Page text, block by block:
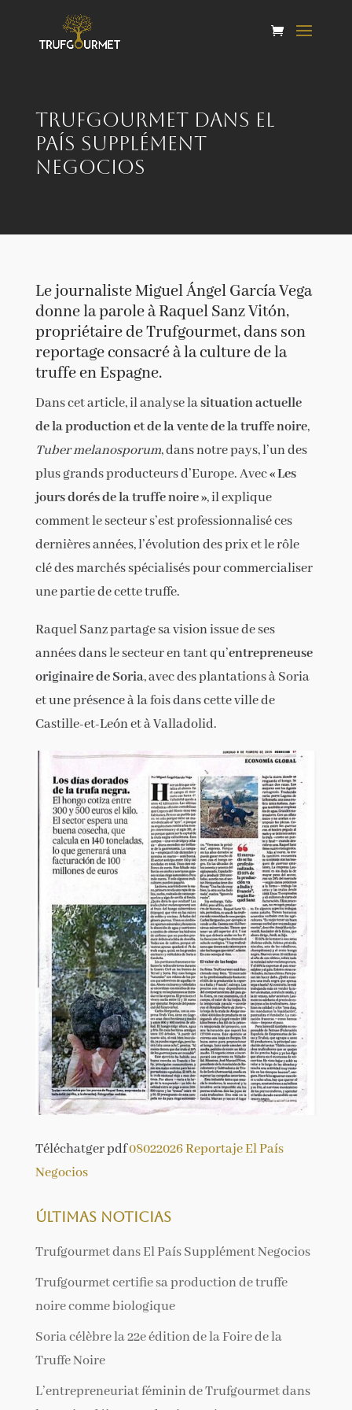
Trufgourmet dans El
País Supplément
Negocios
Le journaliste Miguel Ángel García Vega
donne la parole à Raquel Sanz Vitón,
propriétaire de Trufgourmet, dans son
reportage consacré à la culture de la
truffe en Espagne.
Dans cet article, il analyse lasituation actuelle
de la production et de la vente de la truffe noire,
Tuber melanosporum, dans notre pays, l’un des
plus grands producteurs d’Europe. Avec« Les
jours dorés de la truffe noire », il explique
comment le secteur s’est professionnalisé ces
dernières années, l’évolution des prix et le rôle
clé des marchés spécialisés pour commercialiser
une partie de cette truffe.
Raquel Sanz partage sa vision issue de ses
années dans le secteur en tant qu’entrepreneuse
originaire de Soria, avec des plantations à Soria
et une présence à la fois dans cette ville de
Castille-et-León et à Valladolid.
Téléchatger pdf08022026 Reportaje El País
Negocios
Últimas noticias
Trufgourmet dans El País Supplément Negocios
Trufgourmet certifie sa production de truffe
noire comme biologique
Soria célèbre la 22e édition de la Foire de la
Truffe Noire
L’entrepreneuriat féminin de Trufgourmet dans